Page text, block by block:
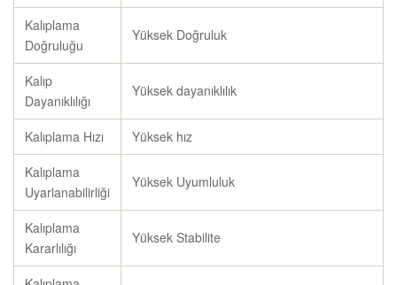
Kalıplama
Doğruluğu
Yüksek Doğruluk
Kalıp
Dayanıklılığı
Yüksek dayanıklılık
Kalıplama Hızı
Yüksek hız
Kalıplama
Uyarlanabilirliği
Yüksek Uyumluluk
Kalıplama
Kararlılığı
Yüksek Stabilite